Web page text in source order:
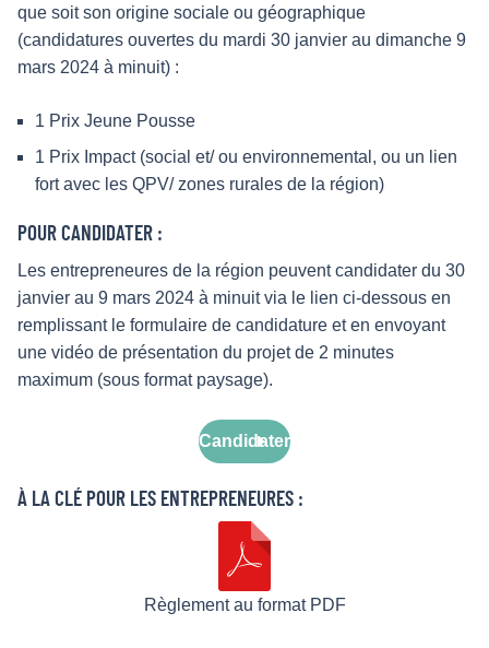
que soit son origine sociale ou géographique
(candidatures ouvertes du mardi 30 janvier au dimanche 9
mars 2024 à minuit) :
1 Prix Jeune Pousse
1 Prix Impact (social et/ ou environnemental, ou un lien
fort avec les QPV/ zones rurales de la région)
POUR CANDIDATER :
Les entrepreneures de la région peuvent candidater du 30
janvier au 9 mars 2024 à minuit via le lien ci-dessous en
remplissant le formulaire de candidature et en envoyant
une vidéo de présentation du projet de 2 minutes
maximum (sous format paysage).
Candidater
À LA CLÉ POUR LES ENTREPRENEURES :
Règlement au format PDF